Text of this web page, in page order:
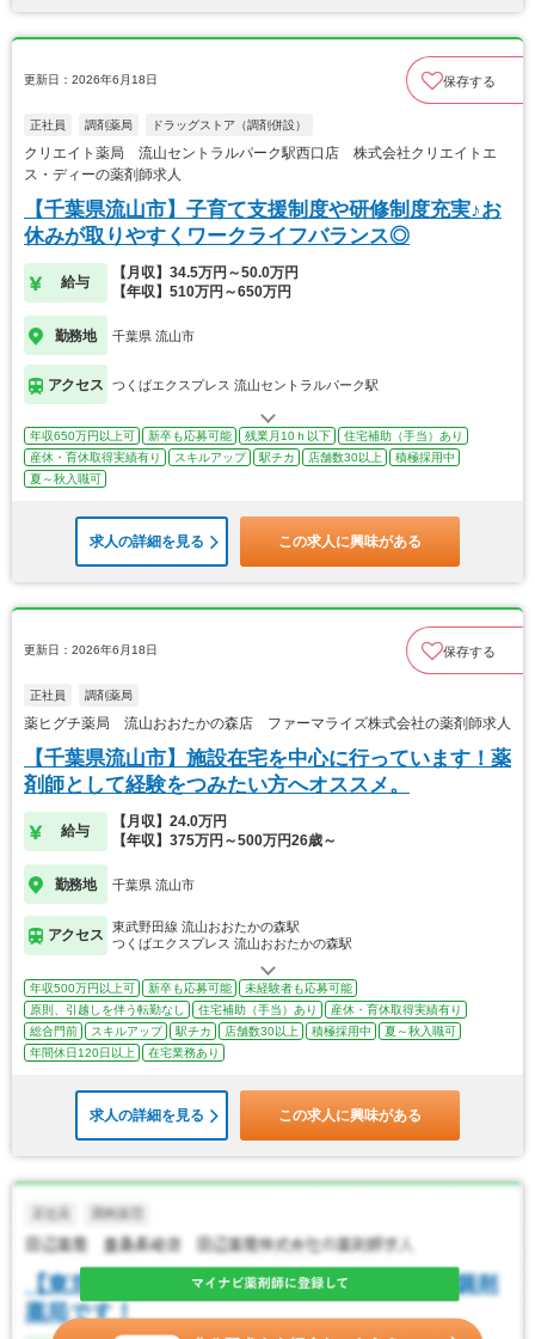
更新日：2026年6月18日 保存する
正社員 調剤薬局 ドラッグストア（調剤併設）
クリエイト薬局 流山セントラルパーク駅西口店 株式会社クリエイトエ
ス・ディーの薬剤師求人
【千葉県流山市】子育て支援制度や研修制度充実♪お
休みが取りやすくワークライフバランス◎
給与
【月収】34.5万円～50.0万円
【年収】510万円～650万円
勤務地 千葉県 流山市
アクセス つくばエクスプレス 流山セントラルパーク駅
年収650万円以上可 新卒も応募可能 残業月10ｈ以下
住宅補助（手当）あり
産休・育休取得実績有り
スキルアップ 駅チカ 店舗数30以上
積極採用中
夏～秋入職可
求人の詳細を見る この求人に興味がある
更新日：2026年6月18日 保存する
正社員 調剤薬局
薬ヒグチ薬局 流山おおたかの森店 ファーマライズ株式会社の薬剤師求人
【千葉県流山市】施設在宅を中心に行っています！薬
剤師として経験をつみたい方へオススメ。
給与
【月収】24.0万円
【年収】375万円～500万円26歳～
勤務地 千葉県 流山市
アクセス
東武野田線 流山おおたかの森駅
つくばエクスプレス 流山おおたかの森駅
年収500万円以上可 新卒も応募可能
未経験者も応募可能
原則、引越しを伴う転勤なし
住宅補助（手当）あり
産休・育休取得実績有り
総合門前
スキルアップ 駅チカ 店舗数30以上 積極採用中
夏～秋入職可
年間休日120日以上
在宅業務あり
求人の詳細を見る この求人に興味がある